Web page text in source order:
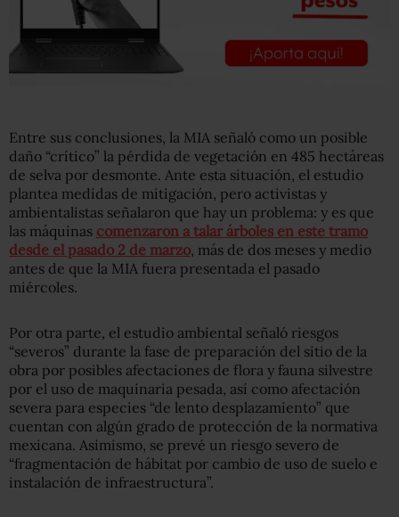
Entre sus conclusiones, la MIA señaló como un posible
daño “crítico” la pérdida de vegetación en 485 hectáreas
de selva por desmonte. Ante esta situación, el estudio
plantea medidas de mitigación, pero activistas y
ambientalistas señalaron que hay un problema: y es que
las máquinas comenzaron a talar árboles en este tramo
desde el pasado 2 de marzo , más de dos meses y medio
antes de que la MIA fuera presentada el pasado
miércoles.
Por otra parte, el estudio ambiental señaló riesgos
“severos” durante la fase de preparación del sitio de la
obra por posibles afectaciones de flora y fauna silvestre
por el uso de maquinaria pesada, así como afectación
severa para especies “de lento desplazamiento” que
cuentan con algún grado de protección de la normativa
mexicana. Asimismo, se prevé un riesgo severo de
“fragmentación de hábitat por cambio de uso de suelo e
instalación de infraestructura”.